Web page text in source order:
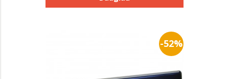
-52%